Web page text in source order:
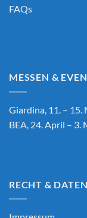
FAQs
MESSEN &
Giardina, 11. – 15.
BEA, 24. April – 3.
RECHT &